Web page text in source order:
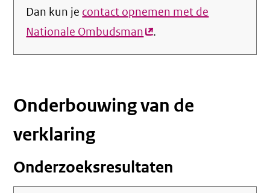
Dan kun je contact opnemen met de
Nationale Ombudsman(externe
link)
.
Onderbouwing van de
verklaring
Onderzoeksresultaten